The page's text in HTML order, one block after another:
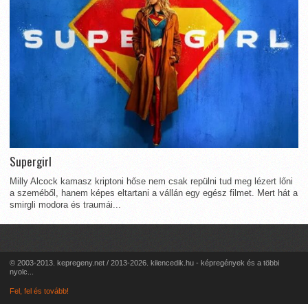
Supergirl
Milly Alcock kamasz kriptoni hőse nem csak repülni tud meg lézert lőni
a szeméből, hanem képes eltartani a vállán egy egész filmet. Mert hát a
smirgli modora és traumái...
© 2003-2013. kepregeny.net / 2013-2026. kilencedik.hu - képregények és a többi
nyolc...
Fel, fel és tovább!